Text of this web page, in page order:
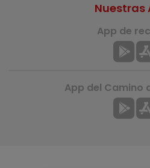
Nuestras
App de
App del Camino